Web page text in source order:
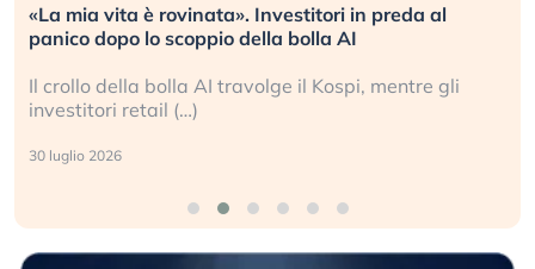
Quando la finanza pesa più dell’economia reale.
L’America sta ripetendo gli errori del 2008?
La ricchezza mondiale cresce, ma è sempre più
sganciata dall’economia reale. (…)
24 luglio 2026